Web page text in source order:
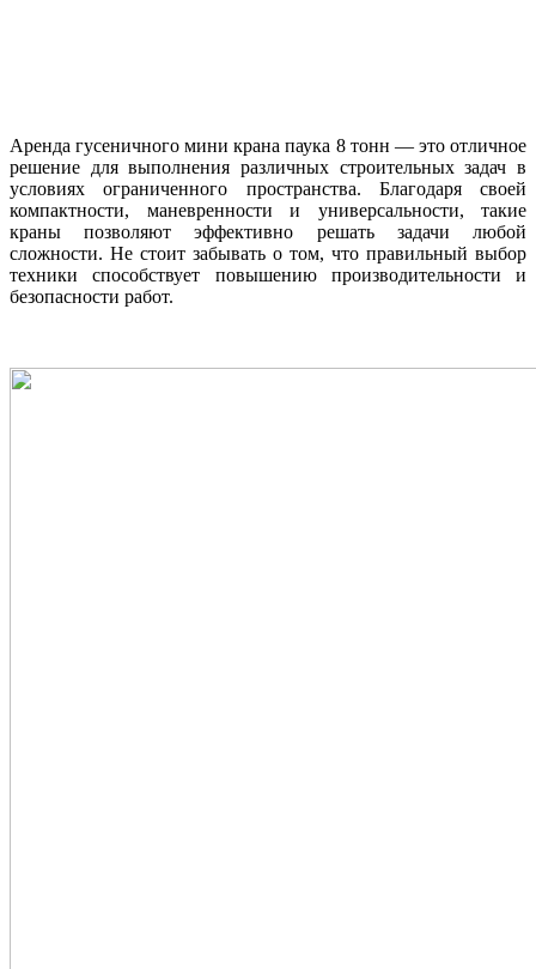
Аренда гусеничного мини крана паука 8 тонн — это отличное
решение для выполнения различных строительных задач в
условиях ограниченного пространства. Благодаря своей
компактности, маневренности и универсальности, такие
краны позволяют эффективно решать задачи любой
сложности. Не стоит забывать о том, что правильный выбор
техники способствует повышению производительности и
безопасности работ.